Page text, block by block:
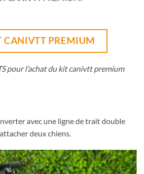
CANIVTT PREMIUM
pour l’achat du kit canivtt premium
avec une ligne de trait double
deux chiens.